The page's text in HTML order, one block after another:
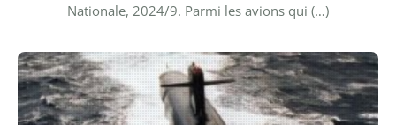
Nationale, 2024/9. Parmi les avions qui (…)